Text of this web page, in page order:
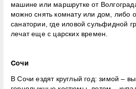
машине или маршрутке от
можно снять комнату или дом, либо
санатории, где иловой сульфидной
лечат еще с царских времен.
Сочи
В Сочи ездят круглый год: зимой –